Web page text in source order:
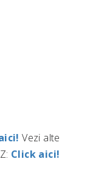
Vezi alte
Click aici!